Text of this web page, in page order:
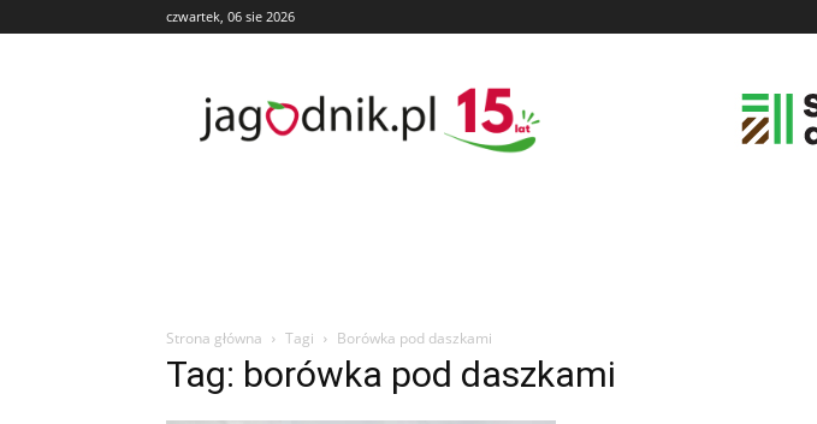
czwartek, 06 sie 2026
Strona główna Tagi Borówka pod daszkami
Tag: borówka pod daszkami